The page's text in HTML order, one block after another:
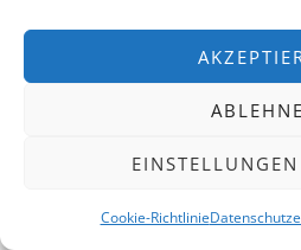
Cookie-Richtlinie